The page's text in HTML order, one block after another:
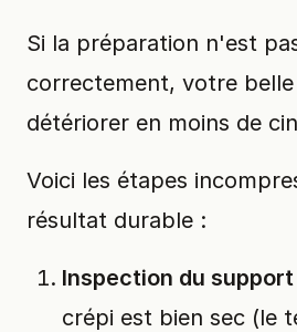
Si la préparation n'est
correctement, votre
détériorer en moins de
Voici les étapes
résultat durable :
Inspection du support
crépi est bien sec (le